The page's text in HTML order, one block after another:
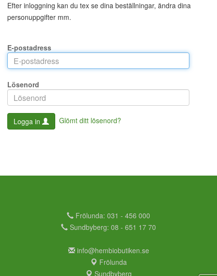
Efter inloggning kan du tex se dina beställningar, ändra dina
personuppgifter mm.
E-postadress
Lösenord
Logga in Glömt ditt lösenord?
Frölunda: 031 - 456 000
Sundbyberg: 08 - 651 17 70
info@hembiobutiken.se
Frölunda
Sundbyberg